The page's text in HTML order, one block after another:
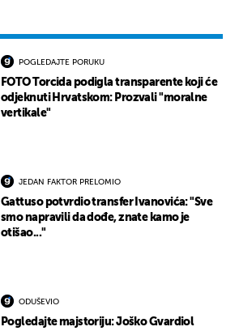
POGLEDAJTE PORUKU
FOTO Torcida podigla transparente koji će
odjeknuti Hrvatskom: Prozvali "moralne
vertikale"
JEDAN FAKTOR PRELOMIO
Gattuso potvrdio transfer Ivanovića: "Sve
smo napravili da dođe, znate kamo je
otišao..."
ODUŠEVIO
Pogledajte majstoriju: Joško Gvardiol